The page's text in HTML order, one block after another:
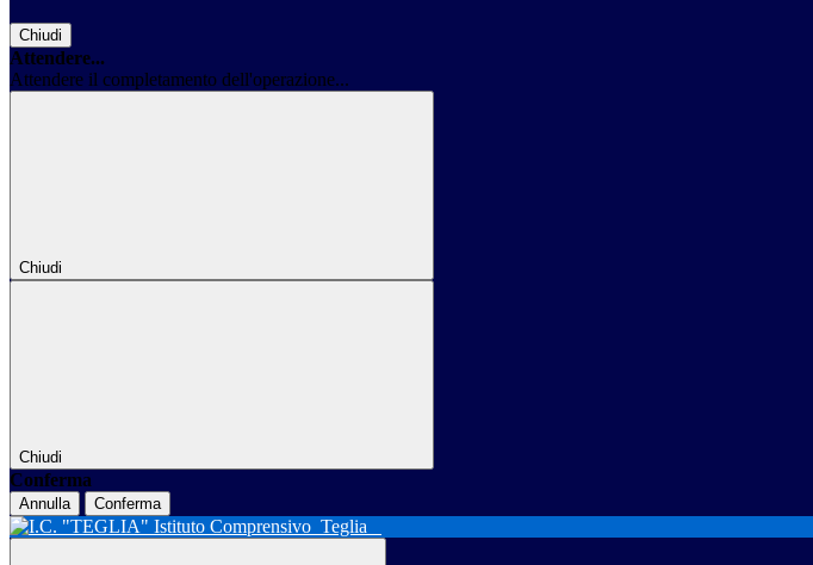
Chiudi
Attendere...
Attendere il completamento dell'operazione...
Chiudi
Chiudi
Conferma
Annulla Conferma
Istituto Comprensivo Teglia